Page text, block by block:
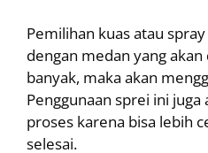
Pemilihan kuas atau
dengan medan yang
banyak, maka akan
Penggunaan sprei ini
proses karena bisa lebih
selesai.